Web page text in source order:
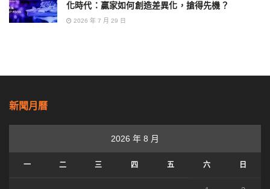
化時代：贏家如何創造差異化，搶得先機？
2026 年 7 月 29 日
新聞月曆
2026 年 8 月
一 二 三 四 五 六 日